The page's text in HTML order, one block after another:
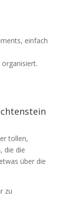
einfach
tollen,
die die
über die
zu